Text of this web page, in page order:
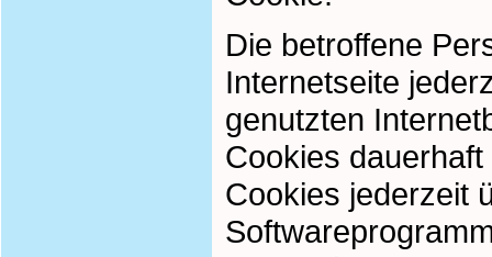
Die betroffene
Internetseite
genutzten
Cookies
Cookies jederzeit